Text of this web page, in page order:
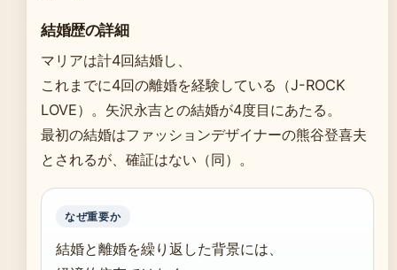
結婚歴の詳細
マリアは計4回結婚し、
これまでに4回の離婚を経験している（J-ROCK
LOVE）。矢沢永吉との結婚が4度目にあたる。
最初の結婚はファッションデザイナーの熊谷登喜夫
とされるが、確証はない（同）。
なぜ重要か
結婚と離婚を繰り返した背景には、